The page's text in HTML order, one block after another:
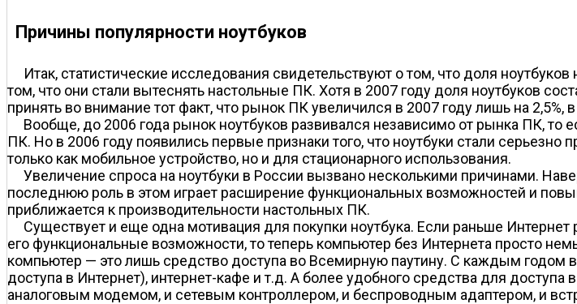
Причины популярности ноутбуков
Итак, статистические исследования свидетельствуют о том, что доля
том, что они стали вытеснять настольные ПК. Хотя в 2007 году доля ноутбуков
принять во внимание тот факт, что рынок ПК увеличился в 2007 году лишь на
Вообще, до 2006 года рынок ноутбуков развивался независимо от рынка ПК, то
ПК. Но в 2006 году появились первые признаки того, что ноутбуки стали серьезно
только как мобильное устройство, но и для стационарного использования.
Увеличение спроса на ноутбуки в России вызвано несколькими причинами.
последнюю роль в этом играет расширение функциональных возможностей и
приближается к производительности настольных ПК.
Существует и еще одна мотивация для покупки ноутбука. Если раньше
его функциональные возможности, то теперь компьютер без Интернета просто
компьютер — это лишь средство доступа во Всемирную паутину. С каждым годом
доступа в Интернет), интернет-кафе и т.д. А более удобного средства для
аналоговым модемом, и сетевым контроллером, и беспроводным адаптером, и